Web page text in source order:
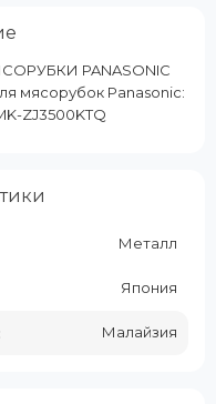
PANASONIC
мясорубок Panasonic:
ZJ3500KTQ
Металл
Япония
Малайзия